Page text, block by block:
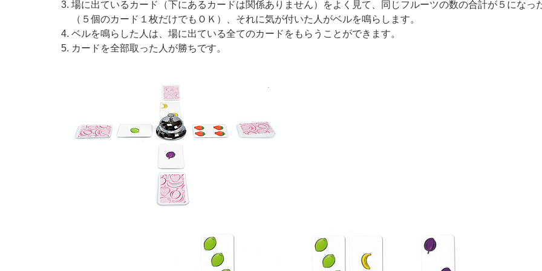
場に出ているカード（下にあるカードは関係ありません）をよく見て、同じフルーツの数の合計が５になっ
（５個のカード１枚だけでもＯＫ）、それに気が付いた人がベルを鳴らします。
ベルを鳴らした人は、場に出ている全てのカードをもらうことができます。
カードを全部取った人が勝ちです。